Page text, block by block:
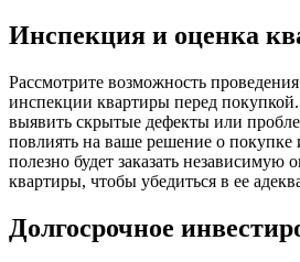
Инспекция и оценка
Рассмотрите возможность
инспекции квартиры перед
выявить скрытые дефекты или
повлиять на ваше решение о
полезно будет заказать независимую
квартиры, чтобы убедиться в ее
Долгосрочное